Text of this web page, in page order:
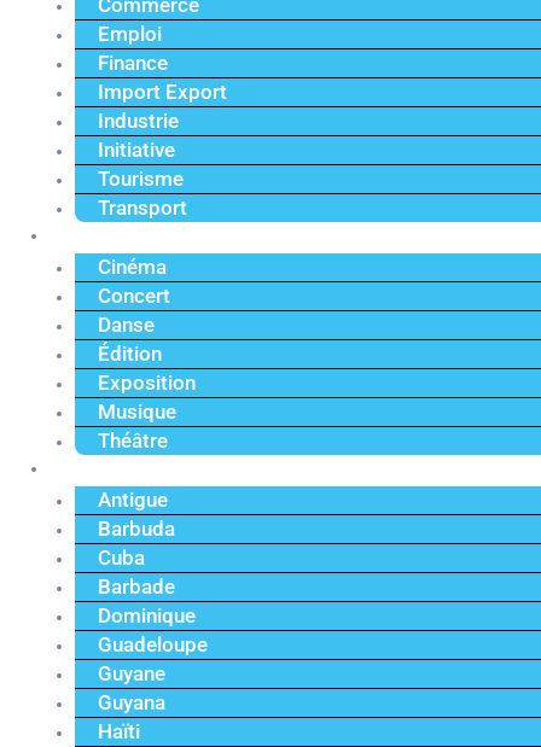
Commerce
Emploi
Finance
Import Export
Industrie
Initiative
Tourisme
Transport
Cinéma
Concert
Danse
Édition
Exposition
Musique
Théâtre
Antigue
Barbuda
Cuba
Barbade
Dominique
Guadeloupe
Guyane
Guyana
Haïti